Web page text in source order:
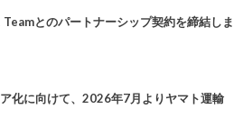
とのパートナーシップ契約を締結しま
化に向けて、2026年7月よりヤマト運輸